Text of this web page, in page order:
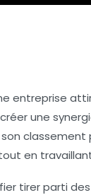
entreprise
une
classement
en
tirer parti